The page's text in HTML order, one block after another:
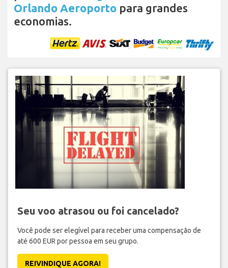
Orlando Aeroporto para grandes
economias.
Seu voo atrasou ou foi cancelado?
Você pode ser elegível para receber uma compensação de
até 600 EUR por pessoa em seu grupo.
REIVINDIQUE AGORA!